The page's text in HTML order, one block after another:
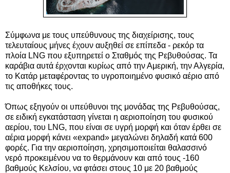
Σύμφωνα με τους υπεύθυνους της διαχείρισης, τους
τελευταίους μήνες έχουν αυξηθεί σε επίπεδα - ρεκόρ τα
πλοία LNG που εξυπηρετεί ο Σταθμός της Ρεβυθούσας. Τα
καράβια αυτά έρχονται κυρίως από την Αμερική, την Αλγερία,
το Κατάρ μεταφέροντας το υγροποιημένο φυσικό αέριο από
τις αποθήκες τους.
Όπως εξηγούν οι υπεύθυνοι της μονάδας της Ρεβυθούσας,
σε ειδική εγκατάσταση γίνεται η αεριοποίηση του φυσικού
αερίου, του LNG, που είναι σε υγρή μορφή και όταν έρθει σε
αέρια μορφή κάνει «expand» μεγαλώνει δηλαδή κατά 600
φορές. Για την αεριοποίηση, χρησιμοποιείται θαλασσινό
νερό προκειμένου να το θερμάνουν και από τους -160
βαθμούς Κελσίου, να φτάσει στους 10 με 20 βαθμούς